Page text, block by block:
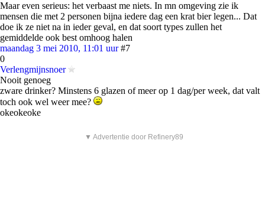
Maar even serieus: het verbaast me niets. In mn omgeving zie ik
mensen die met 2 personen bijna iedere dag een krat bier legen... Dat
doe ik ze niet na in ieder geval, en dat soort types zullen het
gemiddelde ook best omhoog halen
maandag 3 mei 2010, 11:01 uur #7
0
Verlengmijnsnoer
Nooit genoeg
zware drinker? Minstens 6 glazen of meer op 1 dag/per week, dat valt
toch ook wel weer mee?
okeokeoke
▼ Advertentie door Refinery89